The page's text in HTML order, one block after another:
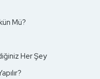
Mü?
Her Şey